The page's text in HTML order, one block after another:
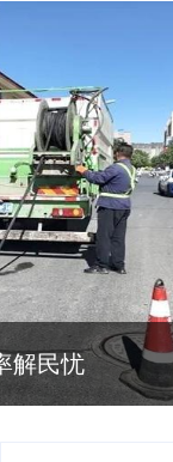
高质量发展